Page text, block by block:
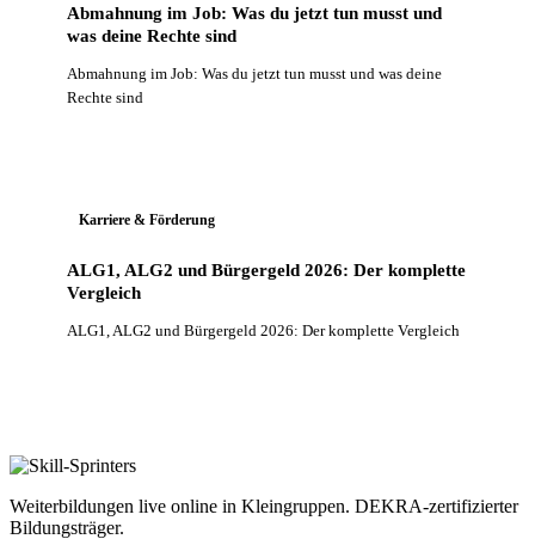
Abmahnung im Job: Was du jetzt tun musst und
was deine Rechte sind
Abmahnung im Job: Was du jetzt tun musst und was deine
Rechte sind
Karriere & Förderung
ALG1, ALG2 und Bürgergeld 2026: Der komplette
Vergleich
ALG1, ALG2 und Bürgergeld 2026: Der komplette Vergleich
Weiterbildungen live online in Kleingruppen. DEKRA-zertifizierter
Bildungsträger.